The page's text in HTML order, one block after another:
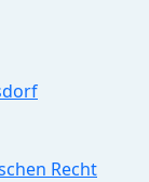
Recht